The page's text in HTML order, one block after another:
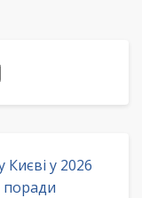
у 2026
поради